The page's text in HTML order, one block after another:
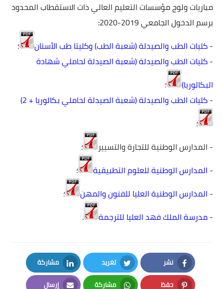
مباريات ولوج مؤسسات التعليم العالي ذات الاستقطاب المحدود
برسم الدخول الجامعي 2019-2020:
-كليات الطب والصيدلة (شعبة الطب) وكليتا طب الأسنان
؛
-كليات الطب والصيدلة (شعبة الصيدلة لحاملي شهادة
البكالوريا)
؛
-كليات الطب والصيدلة (شعبة الصيدلة لحاملي بكالوريا + 2)
؛
- المدارس الوطنية للتجارة والتسيير
؛
- المدارس الوطنية للعلوم التطبيقية
؛
- المدارس الوطنية العليا للفنون والمهن
؛
-مدرسة الملك فهد العليا للترجمة .
نشر
Facebook
تغريد
Twitter
مشاركة
LinkedIn
حفظ مشاركة إرسال